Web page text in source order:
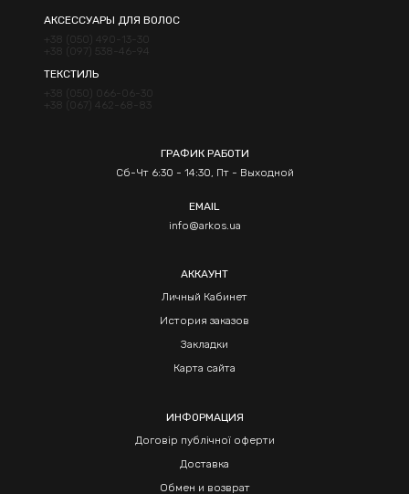
АКСЕССУАРЫ ДЛЯ ВОЛОС
+38 (050) 490-13-30
+38 (097) 538-46-94
ТЕКСТИЛЬ
+38 (050) 066-06-30
+38 (067) 462-68-83
ГРАФИК РАБОТИ
Сб-Чт 6:30 - 14:30, Пт - Выходной
EMAIL
info@arkos.ua
АККАУНТ
Личный Кабинет
История заказов
Закладки
Карта сайта
ИНФОРМАЦИЯ
Договір публічної оферти
Доставка
Обмен и возврат